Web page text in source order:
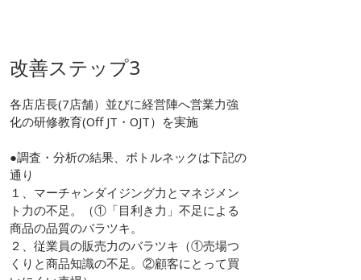
改善ステップ3
各店店長(7店舗）並びに経営陣へ営業力強
化の研修教育(Off JT・OJT）を実施
●調査・分析の結果、ボトルネックは下記の
通り
１、マーチャンダイジング力とマネジメン
ト力の不足。（①「目利き力」不足による
商品の品質のバラツキ。
２、従業員の販売力のバラツキ（①売場つ
くりと商品知識の不足。②顧客にとって買